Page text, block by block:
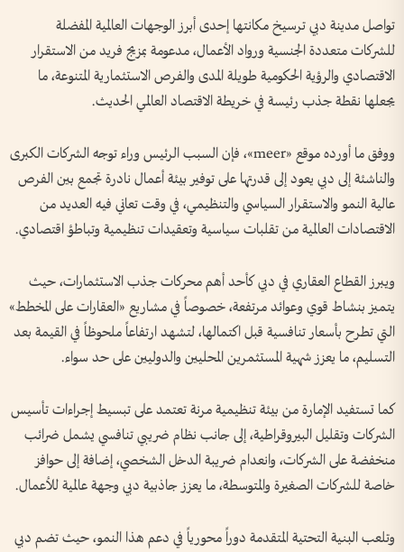
تواصل مدينة دبي ترسيخ مكانتها إحدى أبرز الوجهات العالمية المفضلة
للشركات متعددة الجنسية ورواد الأعمال، مدعومة بمزيج فريد من الاستقرار
الاقتصادي والرؤية الحكومية طويلة المدى والفرص الاستثمارية المتنوعة، ما
يجعلها نقطة جذب رئيسة في خريطة الاقتصاد العالمي الحديث.
ووفق ما أورده موقع «meer»، فإن السبب الرئيس وراء توجه الشركات الكبرى
والناشئة إلى دبي يعود إلى قدرتها على توفير بيئة أعمال نادرة تجمع بين الفرص
عالية النمو والاستقرار السياسي والتنظيمي، في وقت تعاني فيه العديد من
الاقتصادات العالمية من تقلبات سياسية وتعقيدات تنظيمية وتباطؤ اقتصادي.
ويبرز القطاع العقاري في دبي كأحد أهم محركات جذب الاستثمارات، حيث
يتميز بنشاط قوي وعوائد مرتفعة، خصوصاً في مشاريع «العقارات على المخطط»
التي تطرح بأسعار تنافسية قبل اكتمالها، لتشهد ارتفاعاً ملحوظاً في القيمة بعد
التسليم، ما يعزز شهية المستثمرين المحليين والدوليين على حد سواء.
كما تستفيد الإمارة من بيئة تنظيمية مرنة تعتمد على تبسيط إجراءات تأسيس
الشركات وتقليل البيروقراطية، إلى جانب نظام ضريبي تنافسي يشمل ضرائب
منخفضة على الشركات، وانعدام ضريبة الدخل الشخصي، إضافة إلى حوافز
خاصة للشركات الصغيرة والمتوسطة، ما يعزز جاذبية دبي وجهة عالمية للأعمال.
وتلعب البنية التحتية المتقدمة دوراً محورياً في دعم هذا النمو، حيث تضم دبي